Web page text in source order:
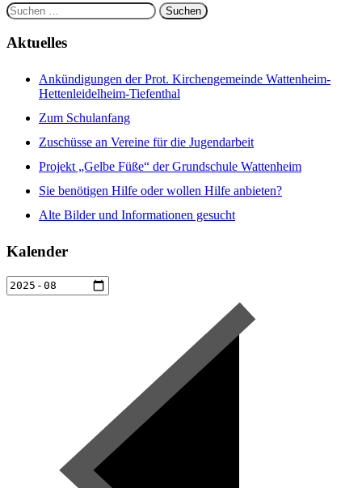
Suchen
nach:
Aktuelles
Ankündigungen der Prot. Kirchengemeinde Wattenheim-
Hettenleidelheim-Tiefenthal
Zum Schulanfang
Zuschüsse an Vereine für die Jugendarbeit
Projekt „Gelbe Füße“ der Grundschule Wattenheim
Sie benötigen Hilfe oder wollen Hilfe anbieten?
Alte Bilder und Informationen gesucht
Kalender